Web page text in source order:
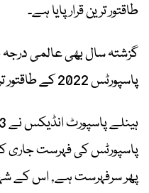
طاقتور ترین قرار پایا ہے۔
گزشتہ سال بھی عالمی درجہ
پاسپورٹس 2022 کے طاقتور ترین پاسپورٹس قرار پائے تھے۔
پاسپورٹس کی فہرست